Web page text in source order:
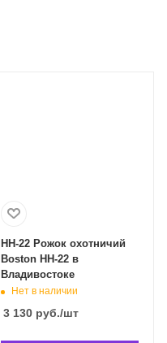
HH-22 Рожок охотничий
Boston HH-22 в
Владивостоке
Нет в наличии
3 130руб./шт